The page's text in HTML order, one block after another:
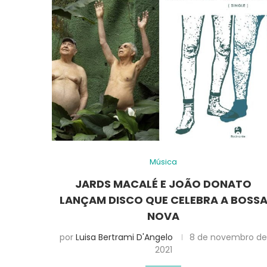
Música
JARDS MACALÉ E JOÃO DONATO
LANÇAM DISCO QUE CELEBRA A BOSSA
NOVA
porLuisa Bertrami D'Angelo
8 de novembro de
2021